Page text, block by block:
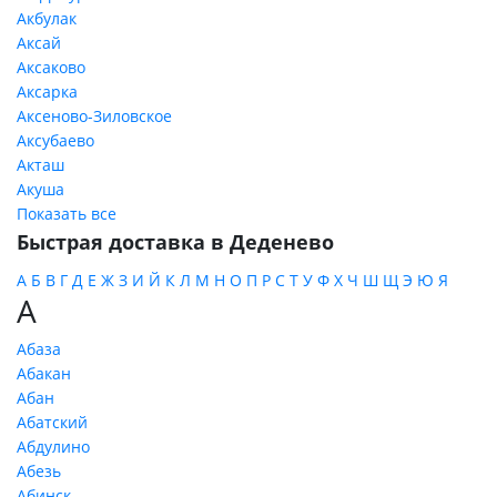
Акбулак
Аксай
Аксаково
Аксарка
Аксеново-Зиловское
Аксубаево
Акташ
Акуша
Показать все
Быстрая доставка в Деденево
А Б В Г Д Е Ж З И Й К Л М Н О П Р С Т У Ф Х Ч Ш Щ Э Ю Я
А
Абаза
Абакан
Абан
Абатский
Абдулино
Абезь